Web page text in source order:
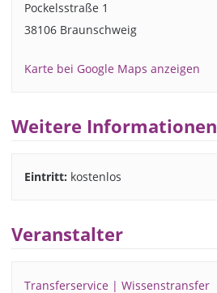
Pockelsstraße 1
38106 Braunschweig
Karte bei Google Maps anzeigen
Weitere Informationen
Eintritt: kostenlos
Veranstalter
Transferservice | Wissenstransfer